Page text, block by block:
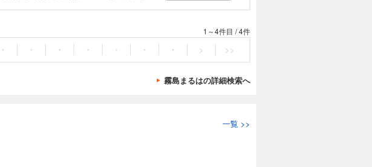
1～4件目 /4件
・ ・ ・ ・ ・ ・ ・ > >>
霧島まるはの詳細検索へ
一覧 >>